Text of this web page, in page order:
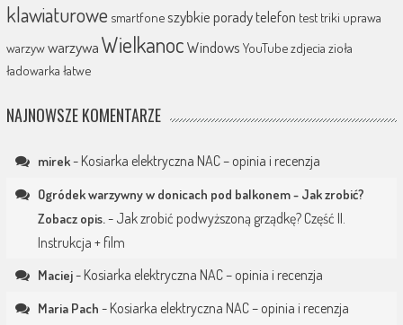
klawiaturowe smartfoneszybkie poradytelefon test triki uprawa
warzywwarzywaWielkanocWindows YouTubezdjecia zioła
ładowarka łatwe
NAJNOWSZE KOMENTARZE
mirek- Kosiarka elektryczna NAC – opinia i recenzja
Ogródek warzywny w donicach pod balkonem - Jak zrobić?
Zobacz opis. - Jak zrobić podwyższoną grządkę? Część II.
Instrukcja + film
Maciej- Kosiarka elektryczna NAC – opinia i recenzja
Maria Pach - Kosiarka elektryczna NAC – opinia i recenzja